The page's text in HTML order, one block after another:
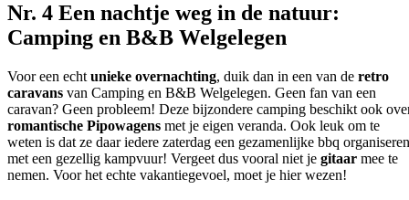
Nr. 4 Een nachtje weg in de natuur:
Camping en B&B Welgelegen
Voor een echt unieke overnachting, duik dan in een van de retro
caravans van Camping en B&B Welgelegen. Geen fan van een
caravan? Geen probleem! Deze bijzondere camping beschikt ook
romantische Pipowagens met je eigen veranda. Ook leuk om te
weten is dat ze daar iedere zaterdag een gezamenlijke bbq organiseren
met een gezellig kampvuur! Vergeet dus vooral niet je gitaar mee te
nemen. Voor het echte vakantiegevoel, moet je hier wezen!